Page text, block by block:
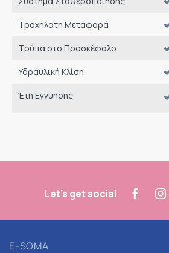
Τροχήλατη Μεταφορά
Τρύπα στο Προσκέφαλο
Υδραυλική Κλίση
Έτη Εγγύησης
Let's get social
E-SOMA